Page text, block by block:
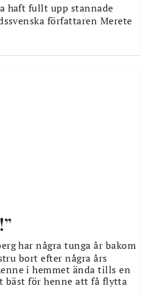
haft fullt upp stannade
författaren Merete
har några tunga år bakom
bort efter några års
i hemmet ända tills en
bäst för henne att få flytta